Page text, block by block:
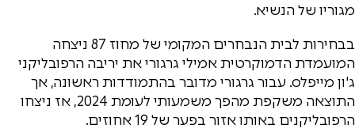
מגוריו של הנשיא.
בבחירות לבית הנבחרים המקומי של מחוז 87 ניצחה
המועמדת הדמוקרטית אמילי גרגורי את יריבה הרפובליקני
ג'ון מייפלס. עבור גרגורי מדובר בהתמודדות ראשונה, אך
התוצאה משקפת מהפך משמעותי לעומת 2024, אז ניצחו
הרפובליקנים באותו אזור בפער של 19 אחוזים.